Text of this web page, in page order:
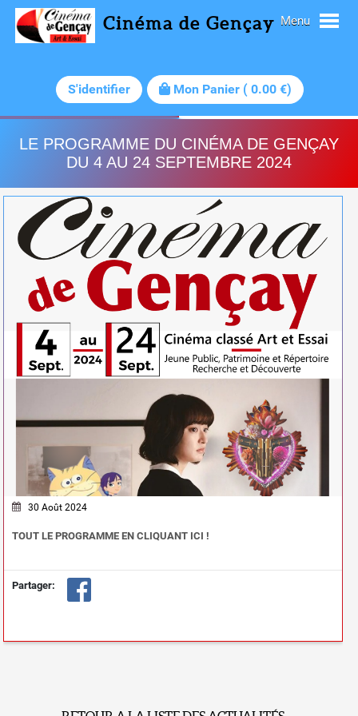
Cinéma de Gençay
S'identifier Mon Panier (0.00 €)
Menu
LE PROGRAMME DU CINÉMA DE GENÇAY
DU 4 AU 24 SEPTEMBRE 2024
30 Août 2024
TOUT LE PROGRAMME EN CLIQUANT ICI !
Partager: